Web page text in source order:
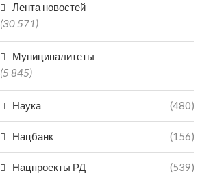
Лента новостей
(30 571)
Муниципалитеты
(5 845)
Наука (480)
Нацбанк (156)
Нацпроекты РД (539)